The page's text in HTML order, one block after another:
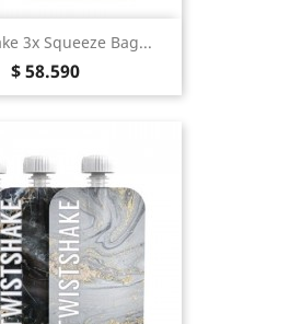
3x Squeeze Bag...
Precio
$ 58.590